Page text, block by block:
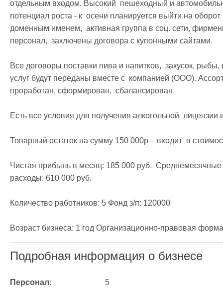
отдельным входом. Высокий  пешеходный и
потенциал роста - к  осени планируется выйти на
доменным именем,  активная группа в соц. сети,
персонал,  заключены договора с купонными сайтами.
Все договоры поставки пива и напитков,  закусок,
услуг будут переданы вместе с  компанией (ООО).
проработан, сформирован,  сбалансирован.
Есть все условия для получения алкогольной  лицензии
Товарный остаток на сумму 150 000р – входит  в
Чистая прибыль в месяц: 185 000 руб.
расходы: 610 000 руб.
Количество работников: 5 Фонд з/п: 120000
Возраст бизнеса: 1 год Организационно-правовая
Подробная информация о бизнесе
Персонал: 5